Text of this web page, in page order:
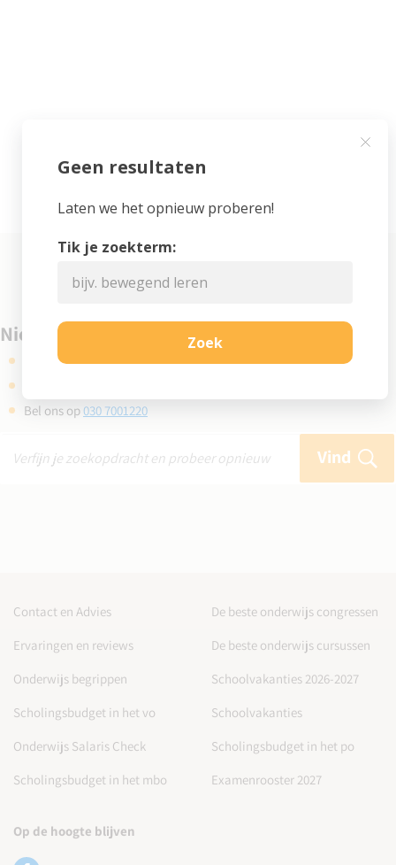
Niet gevonden wat je zocht?
Kijk eens bij de veelgestelde vragen
Bel ons op030 7001220
Vind
Contact en Advies
De beste onderwijs congressen
Ervaringen en reviews
De beste onderwijs cursussen
Onderwijs begrippen
Schoolvakanties 2026-2027
Scholingsbudget in het vo
Schoolvakanties
Onderwijs Salaris Check
Scholingsbudget in het po
Scholingsbudget in het mbo
Examenrooster 2027
Op de hoogte blijven